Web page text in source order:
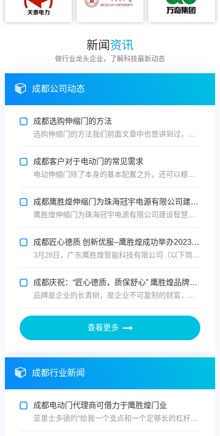
新闻资讯
做行业龙头企业，了解科技最新动态
成都公司动态
成都选购伸缩门的方法
选购伸缩门的方法我们前面文章中也曾讲到过，今天小编要在为您分享几招。如何挑选到合适质量又好的门：1、注重电动伸缩门节能性：在挑选伸缩门产品时还得注重其节能性，通常伸缩门的节能性主要由电动伸缩门的外框、伸缩门内框的材料是什么材料做的，是否隔热保温；中间的板材是否采用了节能环保的材料...
成都客户对于电动门的常见需求
电动伸缩门除了本身的基本配置之外，还可以根据客户需求灵活调整，下面添安门业介绍客户在日常生活中有哪些具体需求。1，需要配置安全光线（安全辅助传感器），以确保在任何情况下不会发生电动门夹人的事件（特别是医院等）;2，安装电子锁的需要，或其他特殊门方式（如：信用卡存取，密码门禁，考勤...
成都鹰胜煌伸缩门为珠海冠宇电源有限公司建设智慧停车平台
鹰胜煌伸缩门为珠海冠宇电源有限公司建设智慧停车平台，提高出入口车辆的通行速度，同时也升级了企业管理效率。鹰胜煌伸缩门给企业的印象就是安全实用，美观便捷，事实也是如此，相比于传统的那些大门，鹰胜煌伸缩门的应用为企业人员带来了更大的便利。鹰胜煌伸缩门起到控制人流、节约电源、按需定制以...
成都匠心德质 创新优服--鹰胜煌成功举办2023首场商务交流会
3月28日，广东鹰胜煌智能科技有限公司（以下简称鹰胜煌）在佛山总部成功举办2023首场商务交流会。鹰胜煌董事长胡学君先生协同公司管理层热情接待来自全国各地鹰胜煌合作伙伴，共同商讨数字时代下，如何用工业4.0等数字技术智造高品质电动门产品满足市场需要、赢得市场竞争。
成都庆祝：“匠心德质，质保舒心” 鹰胜煌品牌战略升级暨新产品发布会圆满成功
品牌是企业的长青树，是企业不可复制的财富，是企业布局市场的制高点，鹰胜煌门业凭借多年行业经验，紧跟市场步伐，品牌打造进入新的发展阶段。现场，鹰胜煌胡学君总经理发布了鹰胜煌品牌新的五年规划。他说，五年规划的实现是一个令人振奋的目标，公司将带领团队逐步实现更换厂房，拓展营销，提高产能...
查看更多
成都行业新闻
成都电动门代理商可借力于鹰胜煌门业
亚里士多德的“给我一个支点和一个足够长的杠杆，我可以用它撬动地球”，红楼梦中薛宝钗“好风凭借力，送我上青天”，这些话同样适用于电动门的代理商身上。电动门代理商在发展时，必须要学会合理精准地利用资源，善于借取鹰胜煌门业力量，为自己的发展提供新能量，注入新活力。电动门代理商主动争取向...